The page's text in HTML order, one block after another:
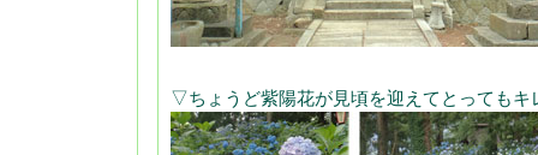
▽ちょうど紫陽花が見頃を迎えてとってもキ